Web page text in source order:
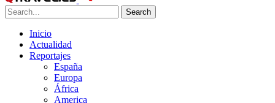
Search
Inicio
Actualidad
Reportajes
España
Europa
África
America